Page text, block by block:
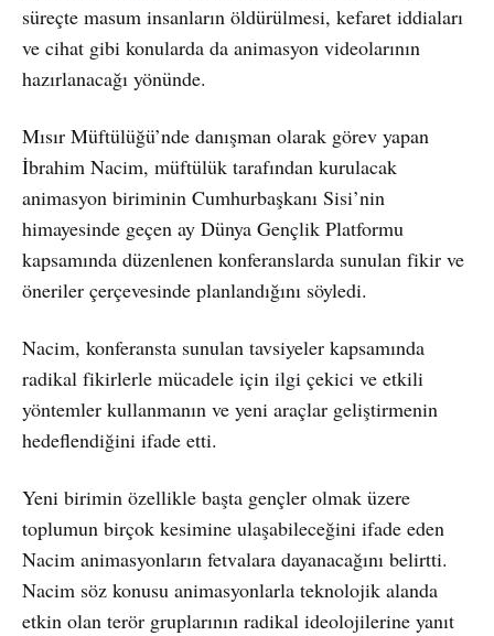
süreçte masum insanların öldürülmesi, kefaret iddiaları
ve cihat gibi konularda da animasyon videolarının
hazırlanacağı yönünde.
Mısır Müftülüğü’nde danışman olarak görev yapan
İbrahim Nacim, müftülük tarafından kurulacak
animasyon biriminin Cumhurbaşkanı Sisi’nin
himayesinde geçen ay Dünya Gençlik Platformu
kapsamında düzenlenen konferanslarda sunulan fikir ve
öneriler çerçevesinde planlandığını söyledi.
Nacim, konferansta sunulan tavsiyeler kapsamında
radikal fikirlerle mücadele için ilgi çekici ve etkili
yöntemler kullanmanın ve yeni araçlar geliştirmenin
hedeflendiğini ifade etti.
Yeni birimin özellikle başta gençler olmak üzere
toplumun birçok kesimine ulaşabileceğini ifade eden
Nacim animasyonların fetvalara dayanacağını belirtti.
Nacim söz konusu animasyonlarla teknolojik alanda
etkin olan terör gruplarının radikal ideolojilerine yanıt